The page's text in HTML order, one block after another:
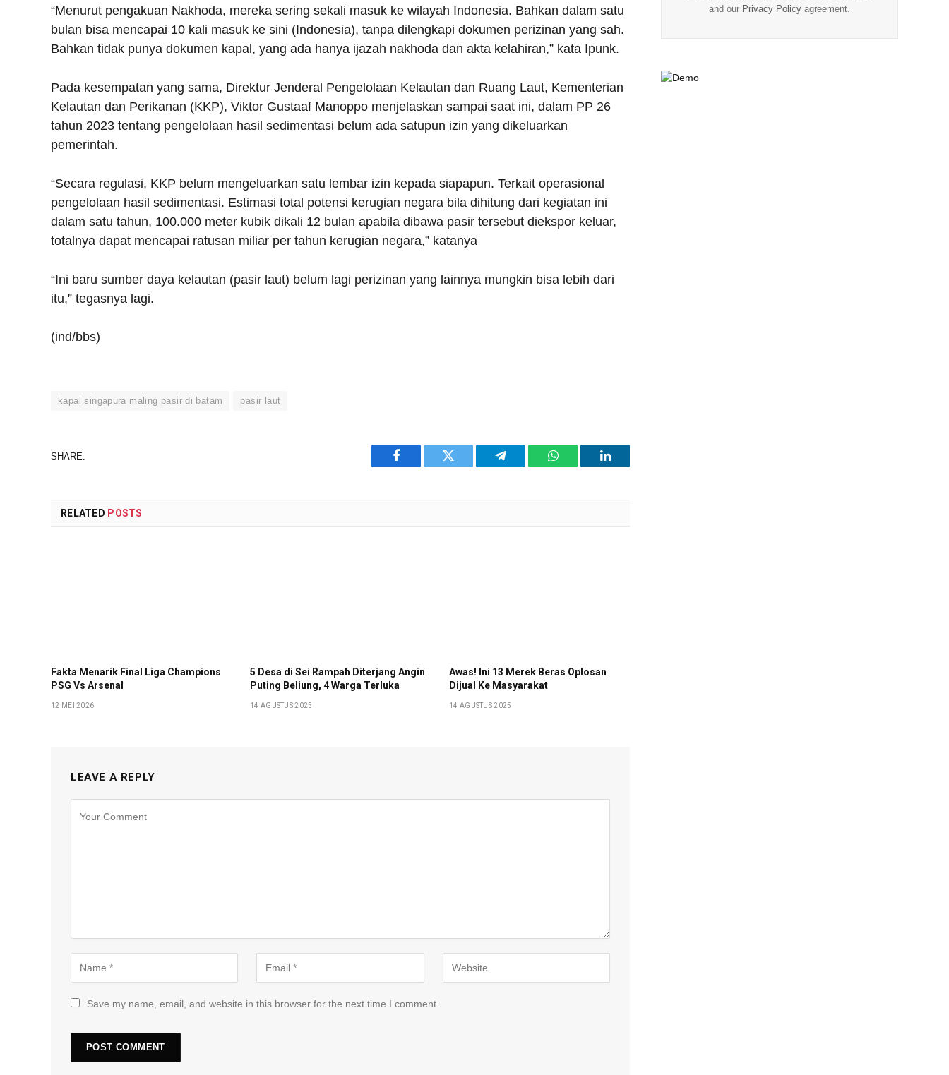
“Menurut pengakuan Nakhoda, mereka sering sekali masuk ke wilayah Indonesia. Bahkan dalam satu
bulan bisa mencapai 10 kali masuk ke sini (Indonesia), tanpa dilengkapi dokumen perizinan yang sah.
Bahkan tidak punya dokumen kapal, yang ada hanya ijazah nakhoda dan akta kelahiran,” kata Ipunk.
Pada kesempatan yang sama, Direktur Jenderal Pengelolaan Kelautan dan Ruang Laut, Kementerian
Kelautan dan Perikanan (KKP), Viktor Gustaaf Manoppo menjelaskan sampai saat ini, dalam PP 26
tahun 2023 tentang pengelolaan hasil sedimentasi belum ada satupun izin yang dikeluarkan
pemerintah.
“Secara regulasi, KKP belum mengeluarkan satu lembar izin kepada siapapun. Terkait operasional
pengelolaan hasil sedimentasi. Estimasi total potensi kerugian negara bila dihitung dari kegiatan ini
dalam satu tahun, 100.000 meter kubik dikali 12 bulan apabila dibawa pasir tersebut diekspor keluar,
totalnya dapat mencapai ratusan miliar per tahun kerugian negara,” katanya
“Ini baru sumber daya kelautan (pasir laut) belum lagi perizinan yang lainnya mungkin bisa lebih dari
itu,” tegasnya lagi.
(ind/bbs)
kapal singapura maling pasir di batam pasir laut
SHARE.
Facebook Twitter Telegram WhatsAppLinkedIn
RELATED POSTS
Fakta Menarik Final Liga Champions
PSG Vs Arsenal
12 MEI 2026
5 Desa di Sei Rampah Diterjang Angin
Puting Beliung, 4 Warga Terluka
14 AGUSTUS 2025
Awas! Ini 13 Merek Beras Oplosan
Dijual Ke Masyarakat
14 AGUSTUS 2025
LEAVE A REPLY
Save my name, email, and website in this browser for the next time I comment.
and our Privacy Policy agreement.